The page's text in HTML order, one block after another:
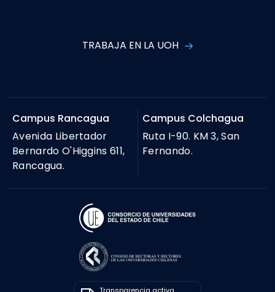
TRABAJA EN LA UOH
Campus Rancagua
Avenida Libertador
Bernardo O'Higgins 611,
Rancagua.
Campus Colchagua
Ruta I-90. KM 3, San
Fernando.